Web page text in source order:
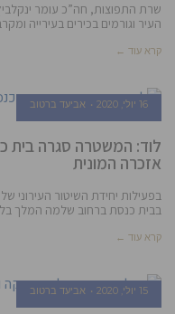
שרת התפוצות, חה”כ עומר
העיר וגורמים בכירים בעירייה
קרא עוד ←
16 יולי, 2020 אביעד ברטוב
לוד: המשטרה סגרה בית
אזכרה המונית
בפעילות יחידת השיטור
בבית כנסת ברחוב שלמה המלך
קרא עוד ←
15 יולי, 2020 אביעד ברטוב